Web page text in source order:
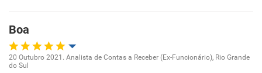
Boa
Oportunidade de promoção
20 Outubro 2021. Analista de Contas a Receber (Ex-Funcionário), Rio Grande
do Sul